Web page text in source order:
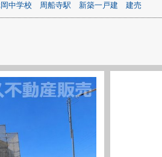
中学校 周船寺駅 新築一戸建 建売